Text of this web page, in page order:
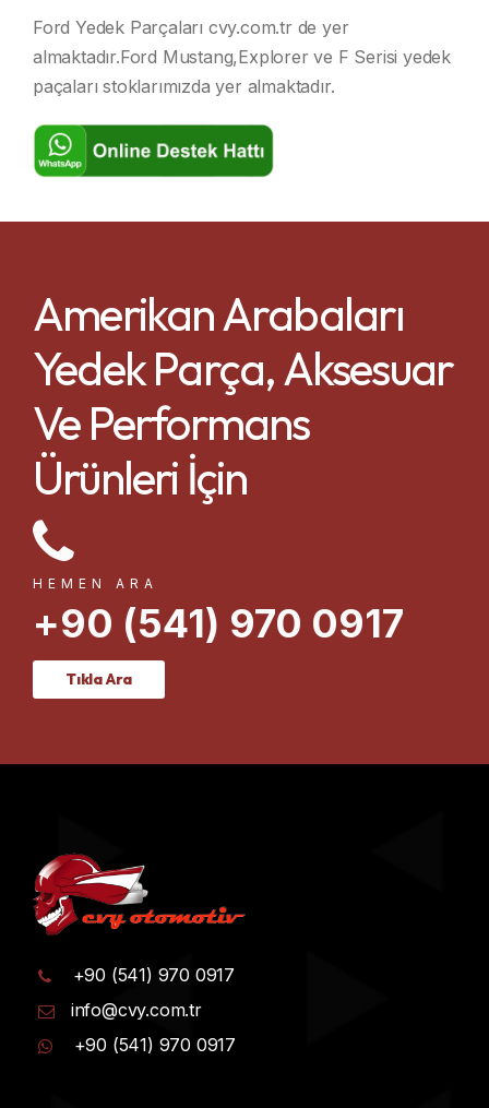
Ford Yedek Parçaları cvy.com.tr de yer
almaktadır.Ford Mustang,Explorer ve F Serisi yedek
paçaları stoklarımızda yer almaktadır.
Amerikan Arabaları
Yedek Parça, Aksesuar
Ve Performans
Ürünleri İçin
HEMEN ARA
+90 (541) 970 0917
Tıkla Ara
+90 (541) 970 0917
info@cvy.com.tr
+90 (541) 970 0917